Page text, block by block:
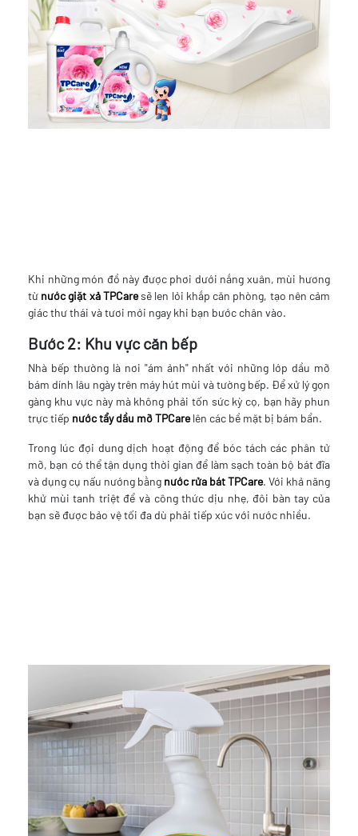
Khi những món đồ này được phơi dưới nắng xuân, mùi hương
từ nước giặt xảTPCaresẽ len lỏi khắp căn phòng, tạo nên cảm
giác thư thái và tươi mới ngay khi bạn bước chân vào.
Bước 2: Khu vực căn bếp
Nhà bếp thường là nơi "ám ảnh" nhất với những lớp dầu mỡ
bám dính lâu ngày trên máy hút mùi và tường bếp. Để xử lý gọn
gàng khu vực này mà không phải tốn sức kỳ cọ, bạn hãy phun
trực tiếp nước tẩy dầu mỡ TPCarelên các bề mặt bị bám bẩn.
Trong lúc đợi dung dịch hoạt động để bóc tách các phân tử
mỡ, bạn có thể tận dụng thời gian để làm sạch toàn bộ bát đĩa
và dụng cụ nấu nướng bằng nước rửa bát TPCare. Với khả năng
khử mùi tanh triệt để và công thức dịu nhẹ, đôi bàn tay của
bạn sẽ được bảo vệ tối đa dù phải tiếp xúc với nước nhiều.